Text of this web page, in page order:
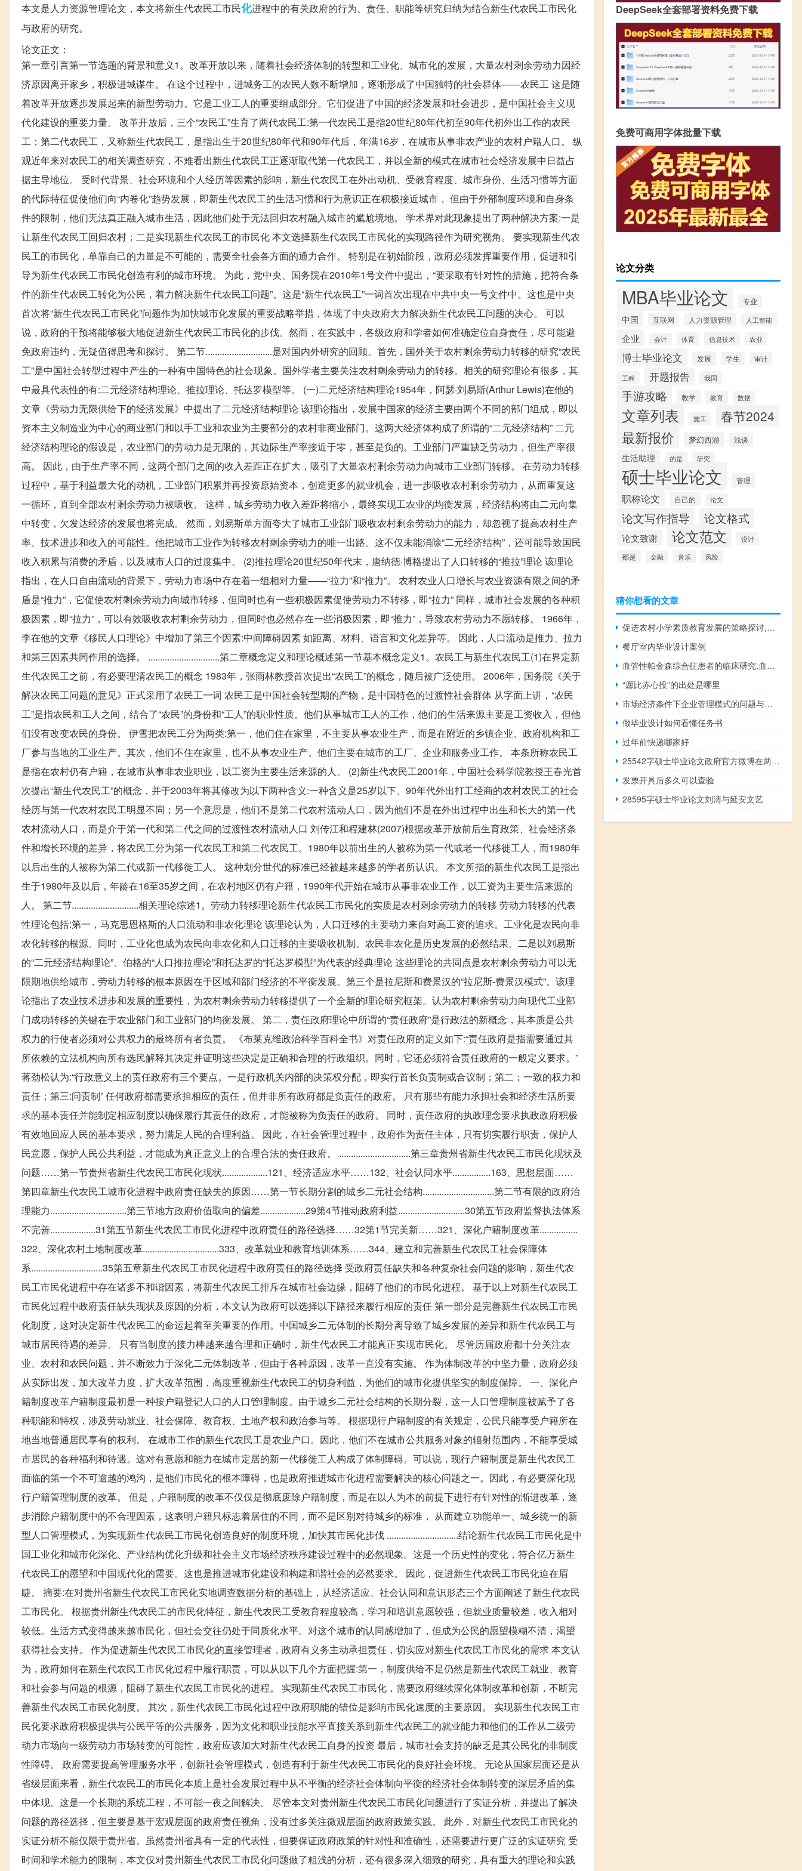
本文是人力资源管理论文，本文将新生代农民工市民化进程中的有关政府的行为、责任、职能等研究归纳为结合新生代农民工市民化
与政府的研究。
论文正文：
第一章引言第一节选题的背景和意义1。改革开放以来，随着社会经济体制的转型和工业化、城市化的发展，大量农村剩余劳动力因经
济原因离开家乡，积极进城谋生。 在这个过程中，进城务工的农民人数不断增加，逐渐形成了中国独特的社会群体——农民工 这是随
着改革开放逐步发展起来的新型劳动力。它是工业工人的重要组成部分。它们促进了中国的经济发展和社会进步，是中国社会主义现
代化建设的重要力量。 改革开放后，三个“农民工”生育了两代农民工:第一代农民工是指20世纪80年代初至90年代初外出工作的农民
工；第二代农民工，又称新生代农民工，是指出生于20世纪80年代和90年代后，年满16岁，在城市从事非农产业的农村户籍人口。 纵
观近年来对农民工的相关调查研究，不难看出新生代农民工正逐渐取代第一代农民工，并以全新的模式在城市社会经济发展中日益占
据主导地位。 受时代背景、社会环境和个人经历等因素的影响，新生代农民工在外出动机、受教育程度、城市身份、生活习惯等方面
的代际特征促使他们向“内卷化”趋势发展，即新生代农民工的生活习惯和行为意识正在积极接近城市， 但由于外部制度环境和自身条
件的限制，他们无法真正融入城市生活，因此他们处于无法回归农村融入城市的尴尬境地。 学术界对此现象提出了两种解决方案:一是
让新生代农民工回归农村；二是实现新生代农民工的市民化 本文选择新生代农民工市民化的实现路径作为研究视角。 要实现新生代农
民工的市民化，单靠自己的力量是不可能的，需要全社会各方面的通力合作。 特别是在初始阶段，政府必须发挥重要作用，促进和引
导为新生代农民工市民化创造有利的城市环境。 为此，党中央、国务院在2010年1号文件中提出，“要采取有针对性的措施，把符合条
件的新生代农民工转化为公民，着力解决新生代农民工问题”。这是“新生代农民工”一词首次出现在中共中央一号文件中。这也是中央
首次将“新生代农民工市民化”问题作为加快城市化发展的重要战略举措，体现了中央政府大力解决新生代农民工问题的决心。 可以
说，政府的干预将能够极大地促进新生代农民工市民化的步伐。然而，在实践中，各级政府和学者如何准确定位自身责任，尽可能避
免政府违约，无疑值得思考和探讨。 第二节............................是对国内外研究的回顾。首先，国外关于农村剩余劳动力转移的研究“农民
工”是中国社会转型过程中产生的一种有中国特色的社会现象。国外学者主要关注农村剩余劳动力的转移。相关的研究理论有很多，其
中最具代表性的有:二元经济结构理论、推拉理论、托达罗模型等。 (一)二元经济结构理论1954年，阿瑟·刘易斯(Arthur Lewis)在他的
文章《劳动力无限供给下的经济发展》中提出了二元经济结构理论 该理论指出，发展中国家的经济主要由两个不同的部门组成，即以
资本主义制造业为中心的商业部门和以手工业和农业为主要部分的农村非商业部门。这两大经济体构成了所谓的“二元经济结构” 二元
经济结构理论的假设是，农业部门的劳动力是无限的，其边际生产率接近于零，甚至是负的。工业部门严重缺乏劳动力，但生产率很
高。 因此，由于生产率不同，这两个部门之间的收入差距正在扩大，吸引了大量农村剩余劳动力向城市工业部门转移。 在劳动力转移
过程中，基于利益最大化的动机，工业部门积累并再投资原始资本，创造更多的就业机会，进一步吸收农村剩余劳动力，从而重复这
一循环，直到全部农村剩余劳动力被吸收。 这样，城乡劳动力收入差距将缩小，最终实现工农业的均衡发展，经济结构将由二元向集
中转变，欠发达经济的发展也将完成。 然而，刘易斯单方面夸大了城市工业部门吸收农村剩余劳动力的能力，却忽视了提高农村生产
率、技术进步和收入的可能性。他把城市工业作为转移农村剩余劳动力的唯一出路。这不仅未能消除“二元经济结构”，还可能导致国民
收入积累与消费的矛盾，以及城市人口的过度集中。 (2)推拉理论20世纪50年代末，唐纳德·博格提出了人口转移的“推拉”理论 该理论
指出，在人口自由流动的背景下，劳动力市场中存在着一组相对力量——“拉力”和“推力”。 农村农业人口增长与农业资源有限之间的矛
盾是“推力”，它促使农村剩余劳动力向城市转移，但同时也有一些积极因素促使劳动力不转移，即“拉力” 同样，城市社会发展的各种积
极因素，即“拉力”，可以有效吸收农村剩余劳动力，但同时也必然存在一些消极因素，即“推力”，导致农村劳动力不愿转移。 1966年，
李在他的文章《移民人口理论》中增加了第三个因素:中间障碍因素 如距离、材料、语言和文化差异等。 因此，人口流动是推力、拉力
和第三因素共同作用的选择。 ..............................第二章概念定义和理论概述第一节基本概念定义1。农民工与新生代农民工(1)在界定新
生代农民工之前，有必要理清农民工的概念 1983年，张雨林教授首次提出“农民工”的概念，随后被广泛使用。 2006年，国务院《关于
解决农民工问题的意见》正式采用了农民工一词 农民工是中国社会转型期的产物，是中国特色的过渡性社会群体 从字面上讲，“农民
工”是指农民和工人之间，结合了“农民”的身份和“工人”的职业性质。他们从事城市工人的工作，他们的生活来源主要是工资收入，但他
们没有改变农民的身份。 伊雪把农民工分为两类:第一，他们住在家里，不主要从事农业生产，而是在附近的乡镇企业、政府机构和工
厂参与当地的工业生产。其次，他们不住在家里，也不从事农业生产。他们主要在城市的工厂、企业和服务业工作。 本条所称农民工
是指在农村仍有户籍，在城市从事非农业职业，以工资为主要生活来源的人。 (2)新生代农民工2001年，中国社会科学院教授王春光首
次提出“新生代农民工”的概念，并于2003年将其修改为以下两种含义:一种含义是25岁以下、90年代外出打工经商的农村农民工的社会
经历与第一代农村农民工明显不同；另一个意思是，他们不是第二代农村流动人口，因为他们不是在外出过程中出生和长大的第一代
农村流动人口，而是介于第一代和第二代之间的过渡性农村流动人口 刘传江和程建林(2007)根据改革开放前后生育政策、社会经济条
件和增长环境的差异，将农民工分为第一代农民工和第二代农民工。1980年以前出生的人被称为第一代或老一代移徙工人，而1980年
以后出生的人被称为第二代或新一代移徙工人。 这种划分世代的标准已经被越来越多的学者所认识。 本文所指的新生代农民工是指出
生于1980年及以后，年龄在16至35岁之间，在农村地区仍有户籍，1990年代开始在城市从事非农业工作，以工资为主要生活来源的
人。 第二节............................相关理论综述1。劳动力转移理论新生代农民工市民化的实质是农村剩余劳动力的转移 劳动力转移的代表
性理论包括:第一，马克思恩格斯的人口流动和非农化理论 该理论认为，人口迁移的主要动力来自对高工资的追求。工业化是农民向非
农化转移的根源。同时，工业化也成为农民向非农化和人口迁移的主要吸收机制。农民非农化是历史发展的必然结果。二是以刘易斯
的“二元经济结构理论”、伯格的“人口推拉理论”和托达罗的“托达罗模型”为代表的经典理论 这些理论的共同点是农村剩余劳动力可以无
限期地供给城市，劳动力转移的根本原因在于区域和部门经济的不平衡发展。第三个是拉尼斯和费景汉的“拉尼斯-费景汉模式”。该理
论指出了农业技术进步和发展的重要性，为农村剩余劳动力转移提供了一个全新的理论研究框架。认为农村剩余劳动力向现代工业部
门成功转移的关键在于农业部门和工业部门的均衡发展。 第二，责任政府理论中所谓的“责任政府”是行政法的新概念，其本质是公共
权力的行使者必须对公共权力的最终所有者负责。 《布莱克维政治科学百科全书》对责任政府的定义如下:“责任政府是指需要通过其
所依赖的立法机构向所有选民解释其决定并证明这些决定是正确和合理的行政组织。同时，它还必须符合责任政府的一般定义要求。”
蒋劲松认为:“行政意义上的责任政府有三个要点。一是行政机关内部的决策权分配，即实行首长负责制或合议制；第二；一致的权力和
责任；第三:问责制” 任何政府都需要承担相应的责任，但并非所有政府都是负责任的政府。 只有那些有能力承担社会和经济生活所要
求的基本责任并能制定相应制度以确保履行其责任的政府，才能被称为负责任的政府。 同时，责任政府的执政理念要求执政政府积极
有效地回应人民的基本要求，努力满足人民的合理利益。 因此，在社会管理过程中，政府作为责任主体，只有切实履行职责，保护人
民意愿，保护人民公共利益，才能成为真正意义上的合理合法的责任政府。 ..............................第三章贵州省新生代农民工市民化现状及
问题……第一节贵州省新生代农民工市民化现状...................121、经济适应水平……132、社会认同水平................163、思想层面……
第四章新生代农民工城市化进程中政府责任缺失的原因……第一节长期分割的城乡二元社会结构..............................第二节有限的政府治
理能力................................第三节地方政府价值取向的偏差...................29第4节推动政府利益............................30第五节政府监督执法体系
不完善...................31第五节新生代农民工市民化进程中政府责任的路径选择……32第1节完美新……321、深化户籍制度改革................
322、深化农村土地制度改革................................333、改革就业和教育培训体系……344、建立和完善新生代农民工社会保障体
系..............................35第五章新生代农民工市民化进程中政府责任的路径选择 受政府责任缺失和各种复杂社会问题的影响，新生代农
民工市民化进程中存在诸多不和谐因素，将新生代农民工排斥在城市社会边缘，阻碍了他们的市民化进程。 基于以上对新生代农民工
市民化过程中政府责任缺失现状及原因的分析，本文认为政府可以选择以下路径来履行相应的责任 第一部分是完善新生代农民工市民
化制度，这对决定新生代农民工的命运起着至关重要的作用。中国城乡二元体制的长期分离导致了城乡发展的差异和新生代农民工与
城市居民待遇的差异。 只有当制度的接力棒越来越合理和正确时，新生代农民工才能真正实现市民化。 尽管历届政府都十分关注农
业、农村和农民问题，并不断致力于深化二元体制改革，但由于各种原因，改革一直没有实施。 作为体制改革的中坚力量，政府必须
从实际出发，加大改革力度，扩大改革范围，高度重视新生代农民工的切身利益，为他们的城市化提供坚实的制度保障。 一、深化户
籍制度改革户籍制度最初是一种按户籍登记人口的人口管理制度。由于城乡二元社会结构的长期分裂，这一人口管理制度被赋予了各
种职能和特权，涉及劳动就业、社会保障、教育权、土地产权和政治参与等。 根据现行户籍制度的有关规定，公民只能享受户籍所在
地当地普通居民享有的权利。 在城市工作的新生代农民工是农业户口。因此，他们不在城市公共服务对象的辐射范围内，不能享受城
市居民的各种福利和待遇。这对有意愿和能力在城市定居的新一代移徙工人构成了体制障碍。可以说，现行户籍制度是新生代农民工
面临的第一个不可逾越的鸿沟，是他们市民化的根本障碍，也是政府推进城市化进程需要解决的核心问题之一。因此，有必要深化现
行户籍管理制度的改革。 但是，户籍制度的改革不仅仅是彻底废除户籍制度，而是在以人为本的前提下进行有针对性的渐进改革，逐
步消除户籍制度中的不合理因素，这表明户籍只标志着居住的不同，而不是区别对待城乡的标准， 从而建立功能单一、城乡统一的新
型人口管理模式，为实现新生代农民工市民化创造良好的制度环境，加快其市民化步伐 ..............................结论新生代农民工市民化是中
国工业化和城市化深化、产业结构优化升级和社会主义市场经济秩序建设过程中的必然现象。这是一个历史性的变化，符合亿万新生
代农民工的愿望和中国现代化的需要。这也是推进城市化建设和构建和谐社会的必然要求。 因此，促进新生代农民工市民化迫在眉
睫。 摘要:在对贵州省新生代农民工市民化实地调查数据分析的基础上，从经济适应、社会认同和意识形态三个方面阐述了新生代农民
工市民化。 根据贵州新生代农民工的市民化特征，新生代农民工受教育程度较高，学习和培训意愿较强，但就业质量较差，收入相对
较低。生活方式变得越来越市民化，但社会交往仍处于同质化水平。对这个城市的认同感增加了，但成为公民的愿望模糊不清，渴望
获得社会支持。 作为促进新生代农民工市民化的直接管理者，政府有义务主动承担责任，切实应对新生代农民工市民化的需求 本文认
为，政府如何在新生代农民工市民化过程中履行职责，可以从以下几个方面把握:第一，制度供给不足仍然是新生代农民工就业、教育
和社会参与问题的根源，阻碍了新生代农民工市民化的进程。 实现新生代农民工市民化，需要政府继续深化体制改革和创新，不断完
善新生代农民工市民化制度。 其次，新生代农民工市民化过程中政府职能的错位是影响市民化速度的主要原因。 实现新生代农民工市
民化要求政府积极提供与公民平等的公共服务，因为文化和职业技能水平直接关系到新生代农民工的就业能力和他们的工作从二级劳
动力市场向一级劳动力市场转变的可能性，政府应该加大对新生代农民工自身的投资 最后，城市社会支持的缺乏是其公民化的非制度
性障碍。 政府需要提高管理服务水平，创新社会管理模式，创造有利于新生代农民工市民化的良好社会环境。 无论从国家层面还是从
省级层面来看，新生代农民工的市民化本质上是社会发展过程中从不平衡的经济社会体制向平衡的经济社会体制转变的深层矛盾的集
中体现。这是一个长期的系统工程，不可能一夜之间解决。 尽管本文对贵州新生代农民工市民化问题进行了实证分析，并提出了解决
问题的路径选择，但主要是基于宏观层面的政府责任视角，没有过多关注微观层面的政府政策实践。 此外，对新生代农民工市民化的
实证分析不能仅限于贵州省。虽然贵州省具有一定的代表性，但要保证政府政策的针对性和准确性，还需要进行更广泛的实证研究 受
时间和学术能力的限制，本文仅对贵州新生代农民工市民化问题做了粗浅的分析，还有很多深入细致的研究，具有重大的理论和实践
DeepSeek全套部署资料免费下载
免费可商用字体批量下载
论文分类
MBA毕业论文 专业
中国 互联网 人力资源管理 人工智能
企业 会计 体育 信息技术 农业
博士毕业论文 发展 学生
审计
工程
开题报告 我国
手游攻略 教学 教育 数据
文章列表 施工 春节2024
最新报价 梦幻西游 浅谈
生活助理 的是 研究
硕士毕业论文 管理
职称论文 自己的 论文
论文写作指导 论文格式
论文致谢 论文范文
设计
都是
金融 音乐 风险
猜你想看的文章
促进农村小学素质教育发展的策略探讨,农村小学如何实施素质教育
餐厅室内毕业设计案例
血管性帕金森综合征患者的临床研究,血管性帕金森综合征的症状是什么？
“愿比赤心投”的出处是哪里
市场经济条件下企业管理模式的问题与完善,在市场经济条件下，民营企业员工是否拥有民主管理权？
做毕业设计如何看懂任务书
过年前快递哪家好
25542字硕士毕业论文政府官方微博在两个舆论领域间传播的运作研究
发票开具后多久可以查验
28595字硕士毕业论文刘清与延安文艺